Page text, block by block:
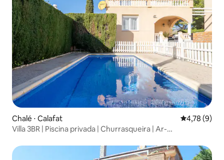
Chalé ⋅ Calafat 4,78 de
4,78 (9)
Villa 3BR | Piscina privada | Churrasqueira | Ar-